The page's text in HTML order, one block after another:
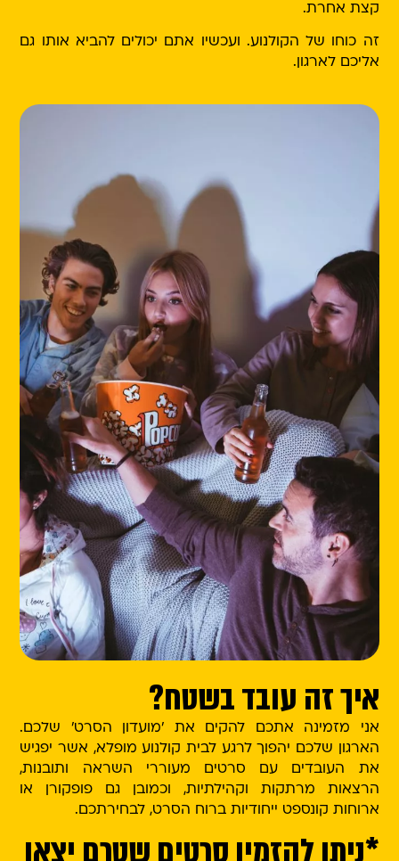
קצת אחרת.
זה כוחו של הקולנוע. ועכשיו אתם יכולים להביא אותו גם
אליכם לארגון.
איך זה עובד בשטח?
אני מזמינה אתכם להקים את 'מועדון הסרט' שלכם.
הארגון שלכם יהפוך לרגע לבית קולנוע מופלא, אשר יפגיש
את העובדים עם סרטים מעוררי השראה ותובנות,
הרצאות מרתקות וקהילתיות, וכמובן גם פופקורן או
ארוחות קונספט ייחודיות ברוח הסרט, לבחירתכם.
*ניתן להזמין סרטים שטרם יצאו